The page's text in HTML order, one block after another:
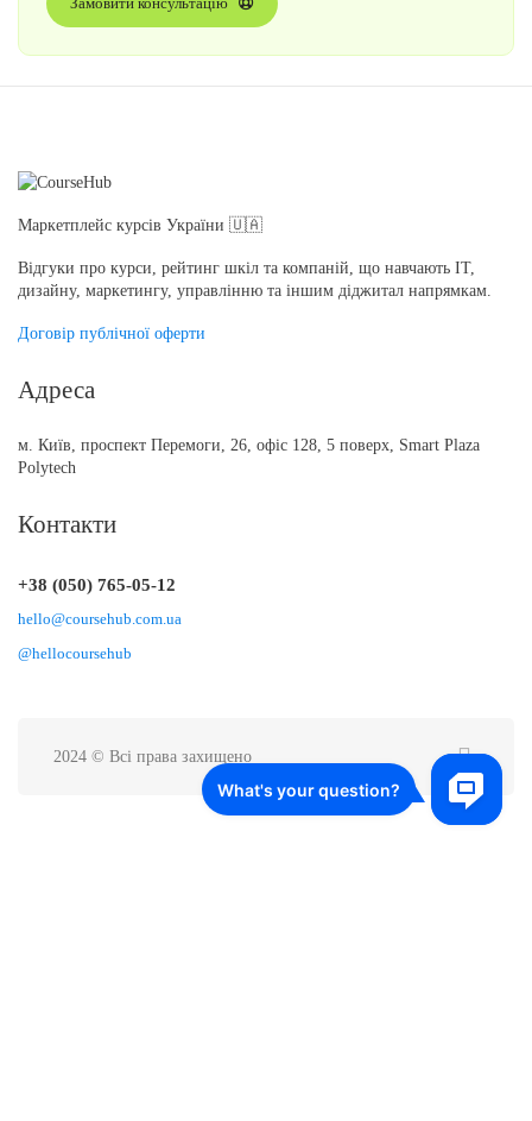
Маркетплейс курсів України 🇺🇦
Відгуки про курси, рейтинг шкіл та компаній, що навчають IT,
дизайну, маркетингу, управлінню та іншим діджитал напрямкам.
Договір публічної оферти
Адреса
м. Київ, проспект Перемоги, 26, офіс 128, 5 поверх, Smart Plaza
Polytech
Контакти
+38 (050) 765-05-12
hello@coursehub.com.ua
@hellocoursehub
2024 © Всі права захищено